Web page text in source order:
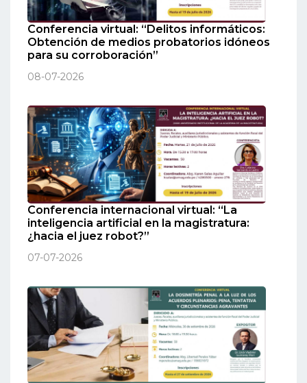
Conferencia virtual: “Delitos informáticos:
Obtención de medios probatorios idóneos
para su corroboración”
08-07-2026
Conferencia internacional virtual: “La
inteligencia artificial en la magistratura:
¿hacia el juez robot?”
07-07-2026